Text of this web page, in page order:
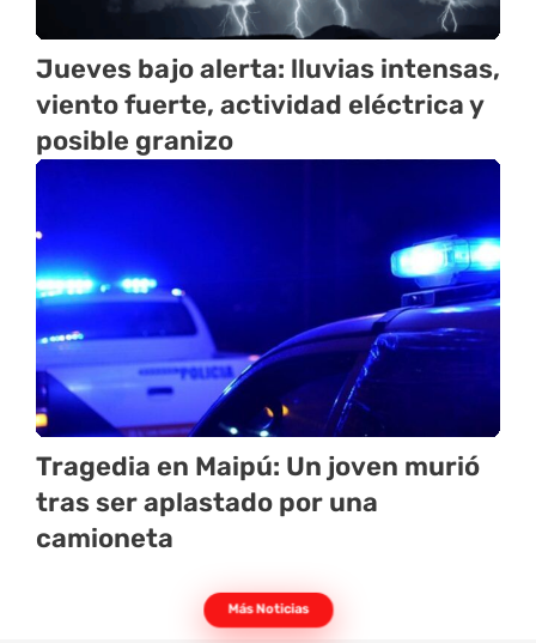
Jueves bajo alerta: lluvias intensas,
viento fuerte, actividad eléctrica y
posible granizo
Tragedia en Maipú: Un joven murió
tras ser aplastado por una
camioneta
Más Noticias